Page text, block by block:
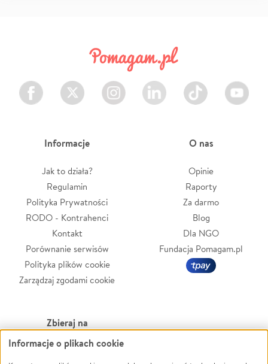
Facebook Twitter Instagram LinkedIn TikTok Youtube
Informacje
Jak to działa?
Regulamin
Polityka Prywatności
RODO - Kontrahenci
Kontakt
Porównanie serwisów
Polityka plików cookie
Zarządzaj zgodami cookie
O nas
Opinie
Raporty
Za darmo
Blog
Dla NGO
Fundacja Pomagam.pl
Zbieraj na
Leczenie
Informacje o plikach cookie